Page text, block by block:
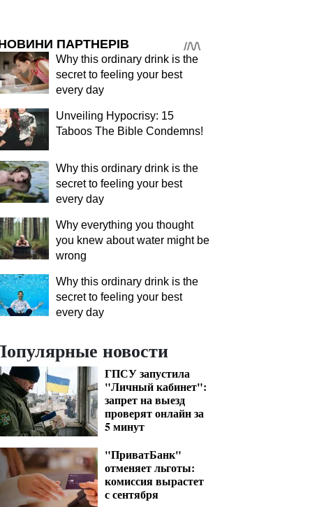
ПАРТНЕРІВ
Why this ordinary drink is the
secret to feeling your best
every day
Unveiling Hypocrisy: 15
Taboos The Bible Condemns!
Why this ordinary drink is the
secret to feeling your best
every day
Why everything you thought
you knew about water might be
wrong
Why this ordinary drink is the
secret to feeling your best
every day
новости
ГПСУ запустила
"Личный кабинет":
запрет на выезд
проверят онлайн за
5 минут
"ПриватБанк"
отменяет льготы:
комиссия вырастет
с сентября